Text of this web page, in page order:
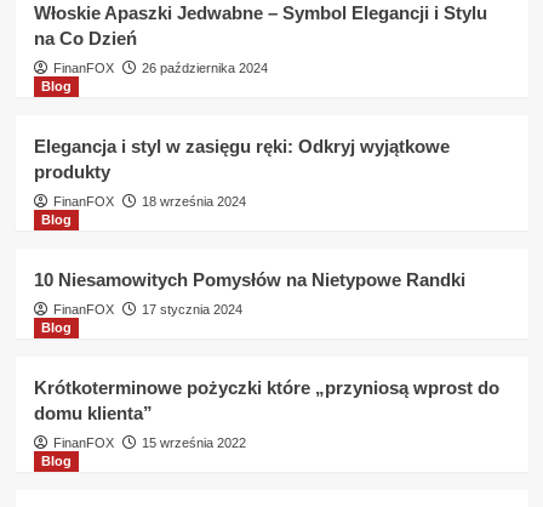
w
KASA
Unii
możliwe
?
Włoskie Apaszki Jedwabne – Symbol Elegancji i Stylu
na Co Dzień
FinanFOX
26 października 2024
Blog
Elegancja i styl w zasięgu ręki: Odkryj wyjątkowe
produkty
FinanFOX
18 września 2024
Blog
10 Niesamowitych Pomysłów na Nietypowe Randki
FinanFOX
17 stycznia 2024
Blog
Krótkoterminowe pożyczki które „przyniosą wprost do
domu klienta”
FinanFOX
15 września 2022
Blog